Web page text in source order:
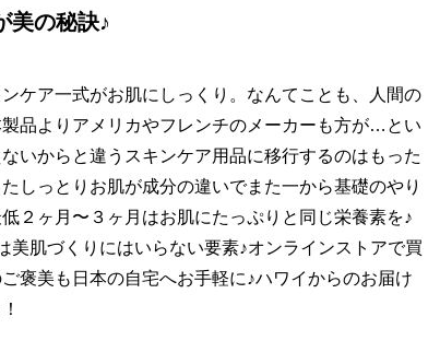
美の秘訣♪
ケア一式がお肌にしっくり。なんてことも、人間の
品よりアメリカやフレンチのメーカーも方が…とい
いからと違うスキンケア用品に移行するのはもった
しっとりお肌が成分の違いでまた一から基礎のやり
２ヶ月〜３ヶ月はお肌にたっぷりと同じ栄養素を♪
美肌づくりにはいらない要素♪オンラインストアで買
褒美も日本の自宅へお手軽に♪ハワイからのお届け